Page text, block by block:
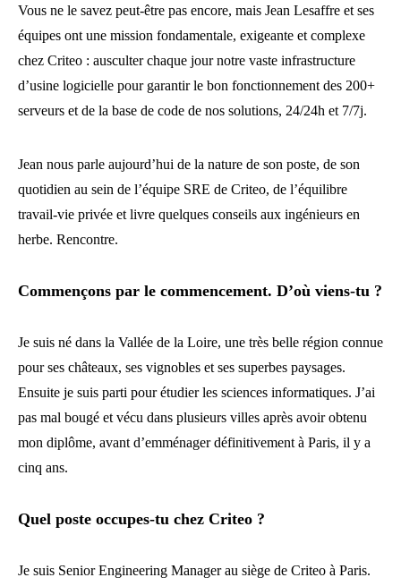
Vous ne le savez peut-être pas encore, mais Jean Lesaffre et ses
équipes ont une mission fondamentale, exigeante et complexe
chez Criteo : ausculter chaque jour notre vaste infrastructure
d’usine logicielle pour garantir le bon fonctionnement des 200+
serveurs et de la base de code de nos solutions, 24/24h et 7/7j.
Jean nous parle aujourd’hui de la nature de son poste, de son
quotidien au sein de l’équipe SRE de Criteo, de l’équilibre
travail-vie privée et livre quelques conseils aux ingénieurs en
herbe. Rencontre.
Commençons par le commencement. D’où viens-tu ?
Je suis né dans la Vallée de la Loire, une très belle région connue
pour ses châteaux, ses vignobles et ses superbes paysages.
Ensuite je suis parti pour étudier les sciences informatiques. J’ai
pas mal bougé et vécu dans plusieurs villes après avoir obtenu
mon diplôme, avant d’emménager définitivement à Paris, il y a
cinq ans.
Quel poste occupes-tu chez Criteo ?
Je suis Senior Engineering Manager au siège de Criteo à Paris.